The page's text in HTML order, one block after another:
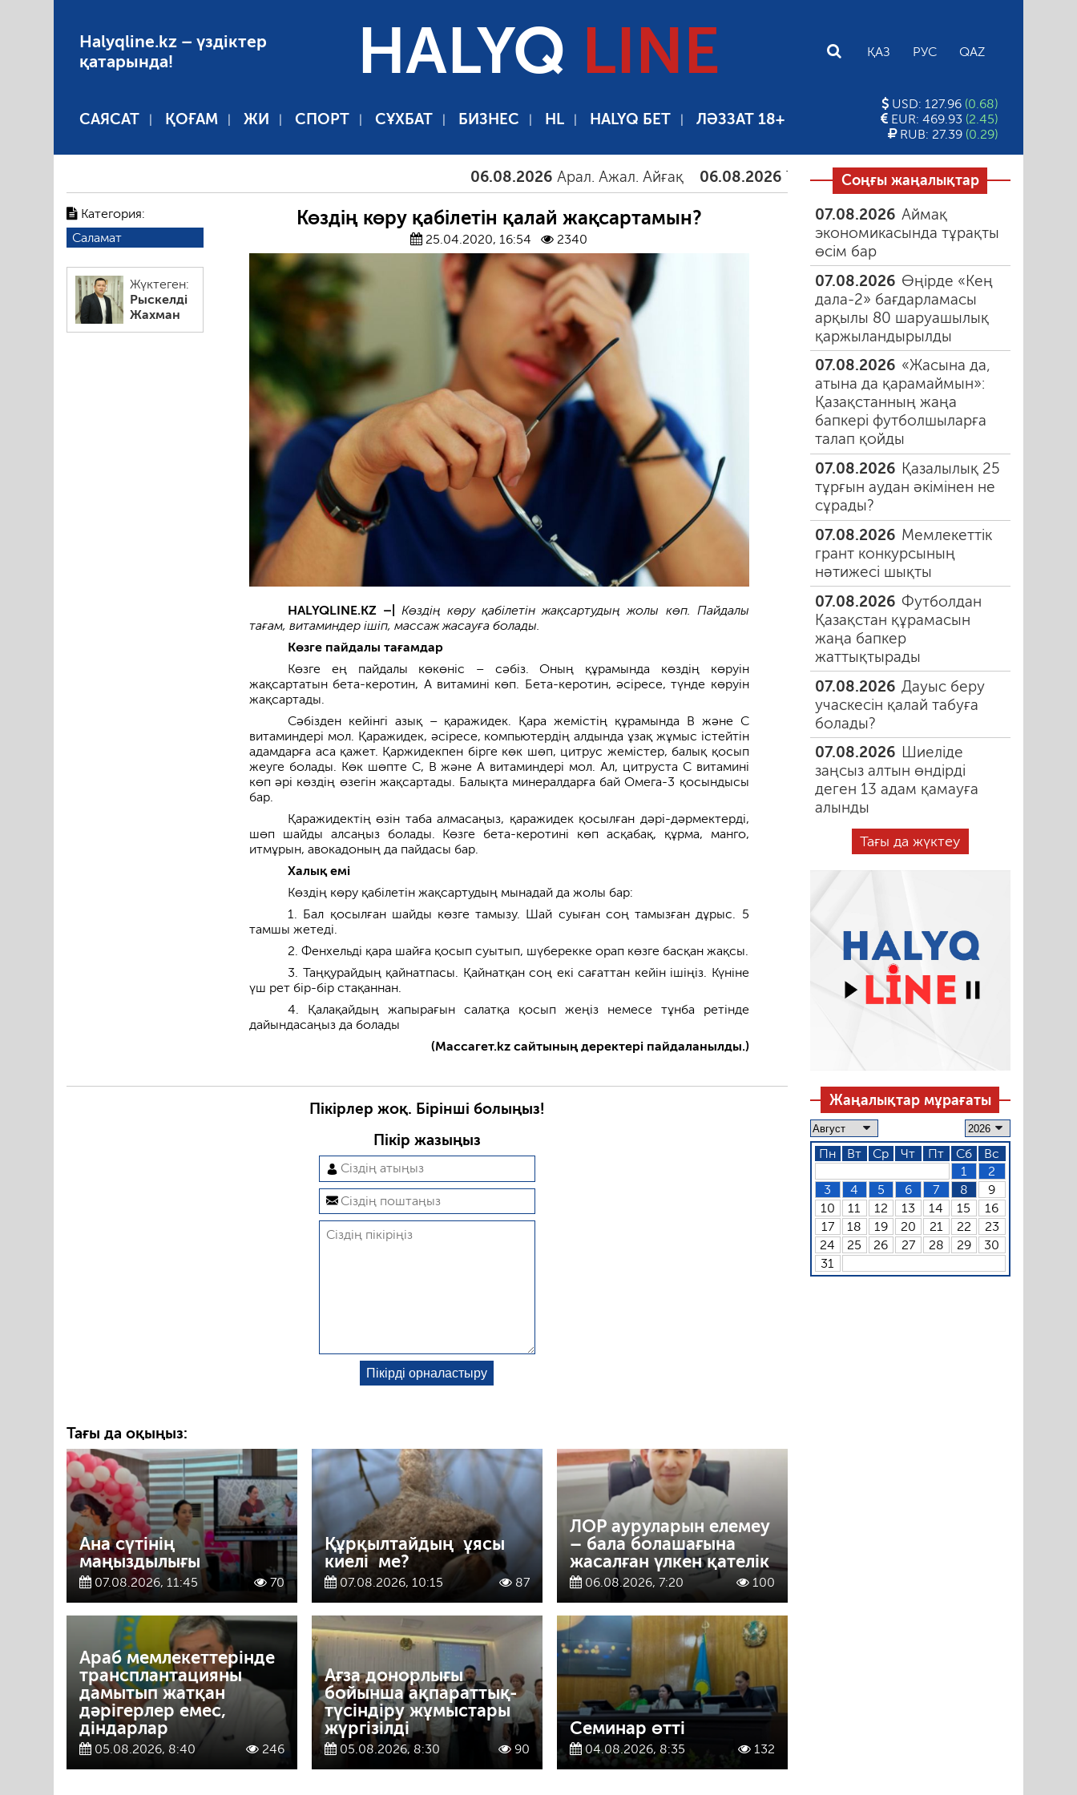
Halyqline.kz – үздіктер
қатарында!
HALYQ LINE ҚАЗ РУС QAZ
САЯСАТ ҚОҒАМ ЖИ СПОРТ СҰХБАТ БИЗНЕС HL HALYQ БЕТ ЛӘЗЗАТ 18+
USD: 127.96 (0.68)
EUR: 469.93 (2.45)
RUB: 27.39 (0.29)
06.08.2026 Арал. Ажал. Айғақ 06.08.2026 Тамыздағы таңғы түтін 06.08.2026 Құмарлық
Категория:
Саламат
Жүктеген:
Рыскелді
Жахман
Көздің көру қабілетін қалай жақсартамын?
25.04.2020, 16:54 2340
HALYQLINE.KZ –|
Көздің көру қабілетін жақсартудың жолы көп. Пайдалы
тағам, витаминдер ішіп, массаж жасауға болады.
Көзге пайдалы тағамдар
Көзге ең пайдалы көкөніс – сәбіз. Оның құрамында көздің көруін
жақсартатын бета-керотин, А витамині көп. Бета-керотин, әсіресе, түнде көруін
жақсартады.
Сәбізден кейінгі азық – қаражидек. Қара жемістің құрамында В және С
витаминдері мол. Қаражидек, әсіресе, компьютердің алдында ұзақ жұмыс істейтін
адамдарға аса қажет. Қаржидекпен бірге көк шөп, цитрус жемістер, балық қосып
жеуге болады. Көк шөпте С, В және А витаминдері мол. Ал, цитруста С витамині
көп әрі көздің өзегін жақсартады. Балықта минералдарға бай Омега-3 қосындысы
бар.
Қаражидектің өзін таба алмасаңыз, қаражидек қосылған дәрі-дәрмектерді,
шөп шайды алсаңыз болады. Көзге бета-керотині көп асқабақ, құрма, манго,
итмұрын, авокадоның да пайдасы бар.
Халық емі
Көздің көру қабілетін жақсартудың мынадай да жолы бар:
1. Бал қосылған шайды көзге тамызу. Шай суыған соң тамызған дұрыс. 5
тамшы жетеді.
2. Фенхельді қара шайға қосып суытып, шүберекке орап көзге басқан жақсы.
3. Таңқурайдың қайнатпасы. Қайнатқан соң екі сағаттан кейін ішіңіз. Күніне
үш рет бір-бір стақаннан.
4. Қалақайдың жапырағын салатқа қосып жеңіз немесе тұнба ретінде
дайындасаңыз да болады
(Массагет.kz сайтының деректері пайдаланылды.)
Пікірлер жоқ. Бірінші болыңыз!
Пікір жазыңыз
Тағы да оқыңыз:
Ана сүтінің
маңыздылығы
07.08.2026, 11:45 70
Құрқылтайдың ұясы
киелі ме?
07.08.2026, 10:15 87
ЛОР ауруларын елемеу
– бала болашағына
жасалған үлкен қателік
06.08.2026, 7:20 100
Араб мемлекеттерінде
трансплантацияны
дамытып жатқан
дәрігерлер емес,
діндарлар
05.08.2026, 8:40 246
Ағза донорлығы
бойынша ақпараттық-
түсіндіру жұмыстары
жүргізілді
05.08.2026, 8:30 90
Семинар өтті
04.08.2026, 8:35 132
Соңғы жаңалықтар
07.08.2026 Аймақ
экономикасында тұрақты
өсім бар
07.08.2026 Өңірде «Кең
дала-2» бағдарламасы
арқылы 80 шаруашылық
қаржыландырылды
07.08.2026 «Жасына да,
атына да қарамаймын»:
Қазақстанның жаңа
бапкері футболшыларға
талап қойды
07.08.2026 Қазалылық 25
тұрғын аудан әкімінен не
сұрады?
07.08.2026 Мемлекеттік
грант конкурсының
нәтижесі шықты
07.08.2026 Футболдан
Қазақстан құрамасын
жаңа бапкер
жаттықтырады
07.08.2026 Дауыс беру
учаскесін қалай табуға
болады?
07.08.2026 Шиеліде
заңсыз алтын өндірді
деген 13 адам қамауға
алынды
Тағы да жүктеу
Жаңалықтар мұрағаты
Пн Вт Ср Чт Пт Сб
Вс
1
2
3
4 5 6 7 8
9
10
11 12 13 14 15
16
17
18 19 20 21 22
23
24
25 26 27 28 29
30
31